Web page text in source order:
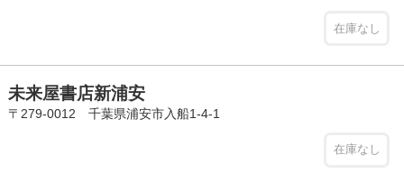
在庫なし
未来屋書店新浦安
〒279-0012 千葉県浦安市入船1-4-1
在庫なし